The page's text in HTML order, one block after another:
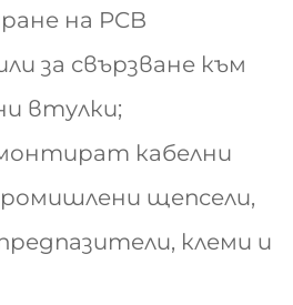
на PCB
за свързване към
втулки;
кабелни
щепсели,
клеми и